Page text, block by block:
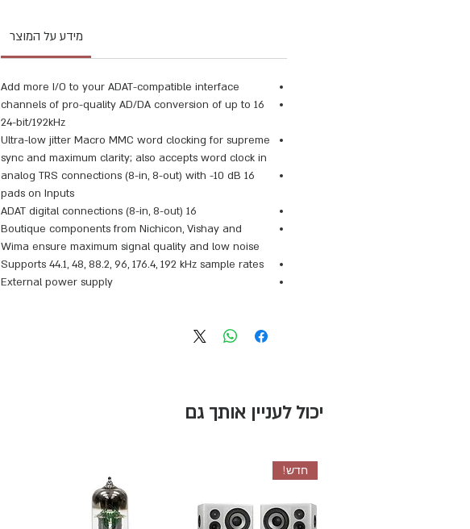
מידע על המוצר
Add more I/O to your ADAT-compatible interface
16 channels of pro-quality AD/DA conversion of up to
24-bit/192kHz
Ultra-low jitter Macro MMC word clocking for supreme
sync and maximum clarity; also accepts word clock in
16 analog TRS connections (8-in, 8-out) with -10 dB
pads on Inputs
16 ADAT digital connections (8-in, 8-out)
Boutique components from Nichicon, Vishay and
Wima ensure maximum signal quality and low noise
Supports 44.1, 48, 88.2, 96, 176.4, 192 kHz sample rates
External power supply
יכול לעניין אותך גם
חדש!